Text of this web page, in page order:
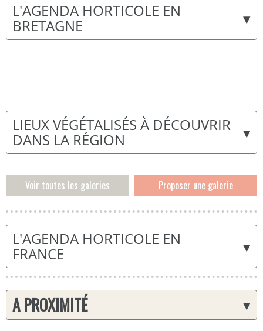
▾
L'AGENDA HORTICOLE EN
BRETAGNE
▾
LIEUX VÉGÉTALISÉS À DÉCOUVRIR
DANS LA RÉGION
Voir toutes les galeries Proposer une galerie
▾
L'AGENDA HORTICOLE EN
FRANCE
▾
A PROXIMITÉ